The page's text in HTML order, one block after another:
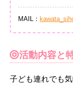
MAIL：
活動内容と
子ども連れでも